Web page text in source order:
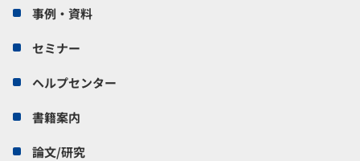
事例・資料
セミナー
ヘルプセンター
書籍案内
論文/研究